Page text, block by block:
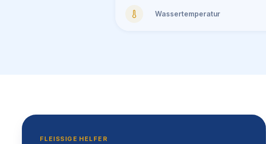
Wassertemperatur
FLEISSIGE HELFER